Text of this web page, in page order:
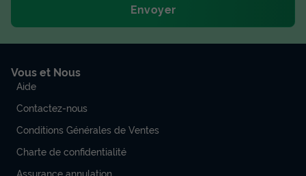
Envoyer
Vous et Nous
Aide
Contactez-nous
Conditions Générales de Ventes
Charte de confidentialité
Assurance annulation